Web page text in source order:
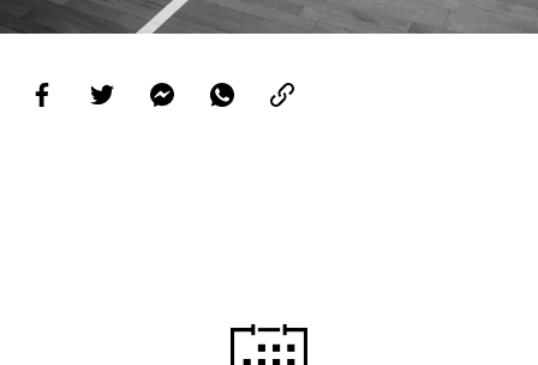
PROJETOS
LIGA BETCLIC MASCULINA